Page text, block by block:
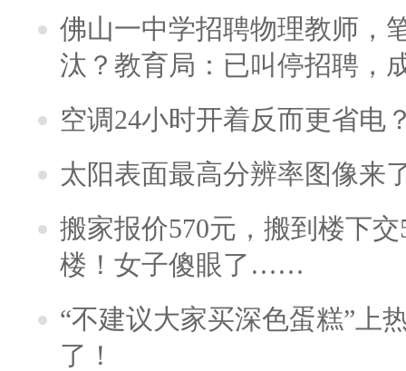
佛山一中学招聘物理教师，
汰？教育局：已叫停招聘，
空调24小时开着反而更省电
太阳表面最高分辨率图像来
搬家报价570元，搬到楼下
楼！女子傻眼了……
“不建议大家买深色蛋糕”上
了！